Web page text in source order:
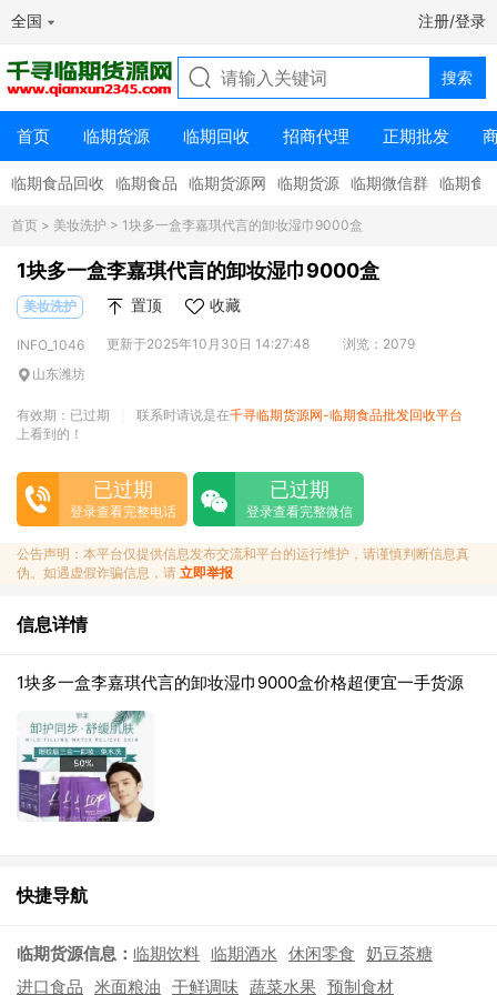
全国 注册/登录
首页 临期货源 临期回收 招商代理 正期批发
临期食品回收 临期食品 临期货源网 临期货源 临期微信群 临期食
首页 > 美妆洗护 > 1块多一盒李嘉琪代言的卸妆湿巾9000盒
1块多一盒李嘉琪代言的卸妆湿巾9000盒
美妆洗护 置顶 收藏
INFO_1046 更新于2025年10月30日 14:27:48
浏览：2079
山东潍坊
有效期：已过期 联系时请说是在千寻临期货源网-临期食品批发回收平台
上看到的！
已过期
登录查看完整电话
已过期
登录查看完整微信
公告声明：本平台仅提供信息发布交流和平台的运行维护，请谨慎判断信息真
伪。如遇虚假诈骗信息，请 立即举报
信息详情
1块多一盒李嘉琪代言的卸妆湿巾9000盒价格超便宜一手货源
快捷导航
临期货源信息： 临期饮料 临期酒水 休闲零食 奶豆茶糖
进口食品 米面粮油 干鲜调味 蔬菜水果 预制食材